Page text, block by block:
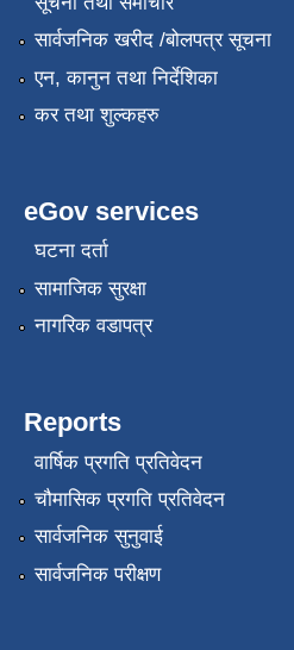
सार्वजनिक खरीद /बोलपत्र सूचना
एन, कानुन तथा निर्देशिका
कर तथा शुल्कहरु
eGov services
घटना दर्ता
सामाजिक सुरक्षा
नागरिक वडापत्र
Reports
वार्षिक प्रगति प्रतिवेदन
चौमासिक प्रगति प्रतिवेदन
सार्वजनिक सुनुवाई
सार्वजनिक परीक्षण